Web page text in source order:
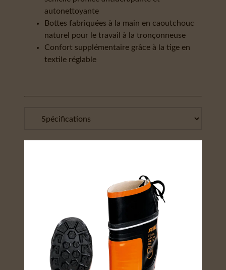
autonettoyante
Bottes fabriquées à la main en caoutchouc
naturel pour le travail à la tronçonneuse
Confort supplémentaire grâce à la tige en
textile réglable